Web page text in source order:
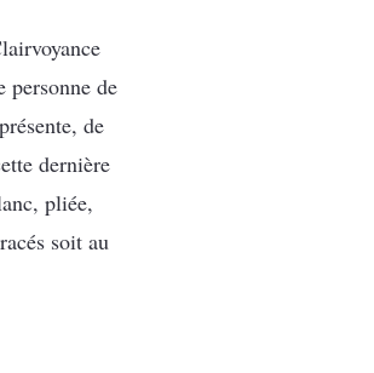
personne de
de
dernière
pliée,
soit au